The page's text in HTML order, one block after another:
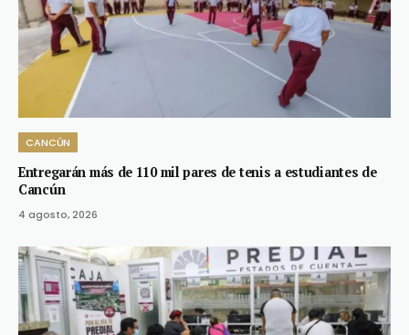
CANCÚN
Entregarán más de 110 mil pares de tenis a estudiantes de
Cancún
4 agosto, 2026